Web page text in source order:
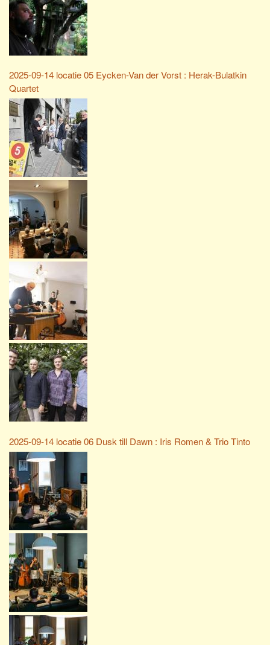
2025-09-14 locatie 05 Eycken-Van der Vorst : Herak-Bulatkin
Quartet
2025-09-14 locatie 06 Dusk till Dawn : Iris Romen & Trio Tinto